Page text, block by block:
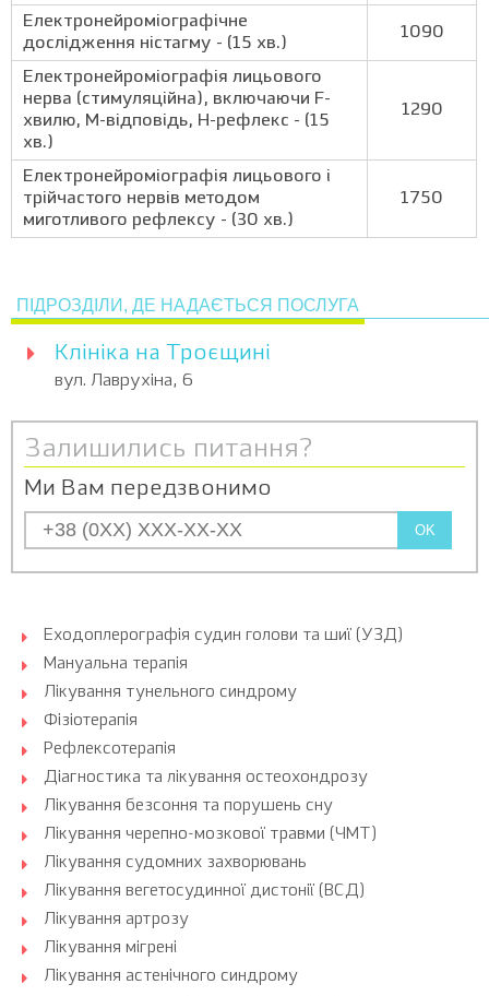
Електронейроміографічне
дослідження ністагму - (15 хв.)
1090
Електронейроміографія лицьового
нерва (стимуляційна), включаючи F-
хвилю, М-відповідь, Н-рефлекс - (15
хв.)
1290
Електронейроміографія лицьового і
трійчастого нервів методом
миготливого рефлексу - (30 хв.)
1750
ПІДРОЗДІЛИ, ДЕ НАДАЄТЬСЯ ПОСЛУГА
Клініка на Троєщині
вул. Лаврухіна, 6
Залишились питання?
Ми Вам передзвонимо
OK
Еходоплерографія судин голови та шиї (УЗД)
Мануальна терапія
Лікування тунельного синдрому
Фізіотерапія
Рефлексотерапія
Діагностика та лікування остеохондрозу
Лікування безсоння та порушень сну
Лікування черепно-мозкової травми (ЧМТ)
Лікування судомних захворювань
Лікування вегетосудинної дистонії (ВСД)
Лікування артрозу
Лікування мігрені
Лікування астенічного синдрому